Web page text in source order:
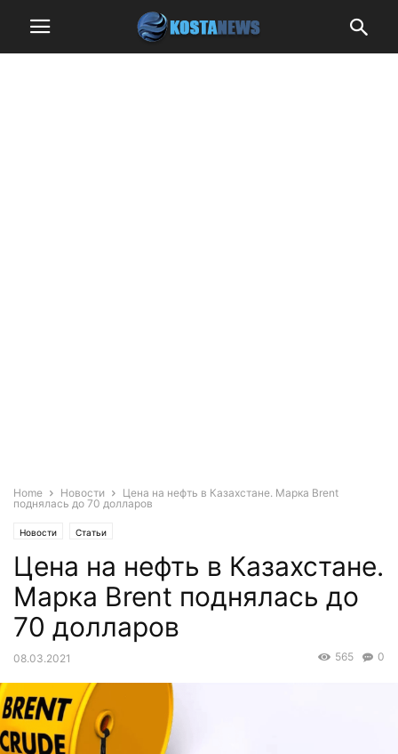
Home Новости
Цена на нефть в Казахстане. Марка Brent
поднялась до 70 долларов
Новости Статьи
Цена на нефть в Казахстане.
Марка Brent поднялась до
70 долларов
08.03.2021 0
565